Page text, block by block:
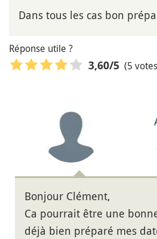
Dans tous les cas bon
Réponse utile ?
3,60/5 (5
Bonjour Clément,
Ca pourrait être une
déjà bien préparé mes